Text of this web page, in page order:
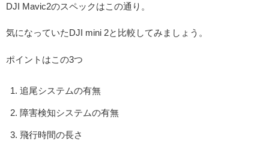
DJI Mavic2のスペックはこの通り。
気になっていたDJI mini 2と比較してみましょう。
ポイントはこの3つ
追尾システムの有無
障害検知システムの有無
飛行時間の長さ